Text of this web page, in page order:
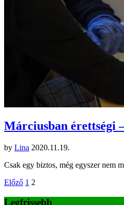
Márciusban érettségi
by Lina 2020.11.19.
Csak egy biztos, még egyszer nem
Bejegyzések
lapozása
Előző 1 2
Legfrissebb